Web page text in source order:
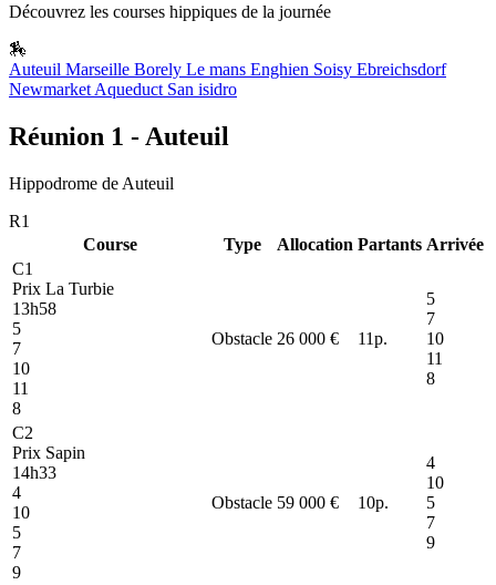
Découvrez les courses hippiques de la journée
🏇
Auteuil Marseille Borely Le mans Enghien Soisy Ebreichsdorf
Newmarket Aqueduct San isidro
Réunion 1 - Auteuil
Hippodrome de Auteuil
R1
Course
Type Allocation Partants Arrivée
C1
Prix La Turbie
13h58
5
7
10
11
8
Obstacle 26 000 € 11p.
5
7
10
11
8
C2
Prix Sapin
14h33
4
10
5
7
9
Obstacle 59 000 € 10p.
4
10
5
7
9